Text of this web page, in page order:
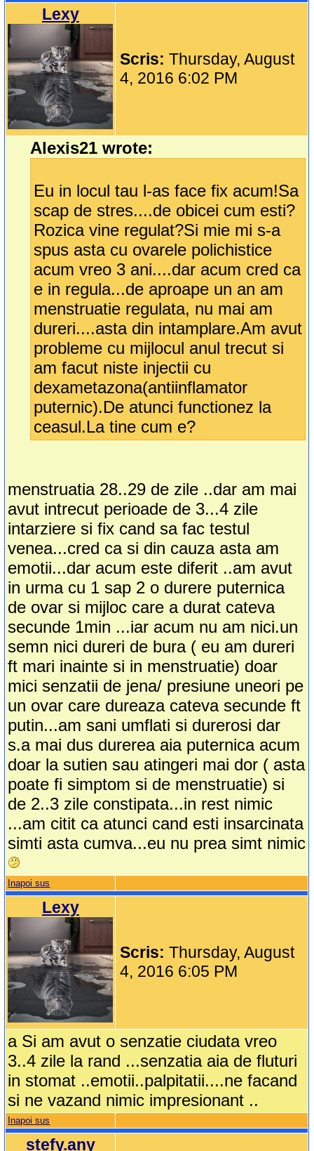
Lexy
Scris:Thursday, August
4, 2016 6:02 PM
Alexis21 wrote:
Eu in locul tau l-as face fix acum!Sa
scap de stres....de obicei cum esti?
Rozica vine regulat?Si mie mi s-a
spus asta cu ovarele polichistice
acum vreo 3 ani....dar acum cred ca
e in regula...de aproape un an am
menstruatie regulata, nu mai am
dureri....asta din intamplare.Am avut
probleme cu mijlocul anul trecut si
am facut niste injectii cu
dexametazona(antiinflamator
puternic).De atunci functionez la
ceasul.La tine cum e?
menstruatia 28..29 de zile ..dar am mai
avut intrecut perioade de 3...4 zile
intarziere si fix cand sa fac testul
venea...cred ca si din cauza asta am
emotii...dar acum este diferit ..am avut
in urma cu 1 sap 2 o durere puternica
de ovar si mijloc care a durat cateva
secunde 1min ...iar acum nu am nici.un
semn nici dureri de bura ( eu am dureri
ft mari inainte si in menstruatie) doar
mici senzatii de jena/ presiune uneori pe
un ovar care dureaza cateva secunde ft
putin...am sani umflati si durerosi dar
s.a mai dus durerea aia puternica acum
doar la sutien sau atingeri mai dor ( asta
poate fi simptom si de menstruatie) si
de 2..3 zile constipata...in rest nimic
...am citit ca atunci cand esti insarcinata
simti asta cumva...eu nu prea simt nimic
Inapoi sus
Lexy
Scris:Thursday, August
4, 2016 6:05 PM
a Si am avut o senzatie ciudata vreo
3..4 zile la rand ...senzatia aia de fluturi
in stomat ..emotii..palpitatii....ne facand
si ne vazand nimic impresionant ..
Inapoi sus
stefy.any